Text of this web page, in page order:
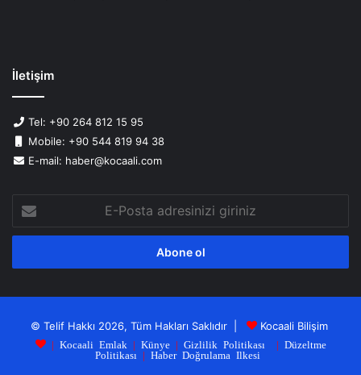
İletişim
Tel: +90 264 812 15 95
Mobile: +90 544 819 94 38
E-mail: haber@kocaali.com
Posta
adresinizi
© Telif Hakkı 2026, Tüm Hakları Saklıdır | Kocaali Bilişim
| Kocaali Emlak | Künye| Gizlilik Politikası | Düzeltme
Politikası | Haber Doğrulama Ilkesi